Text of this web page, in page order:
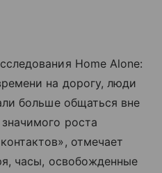
Home Alone:
на дорогу, люди
больше общаться вне
роста
отмечает
часы, освобожденные